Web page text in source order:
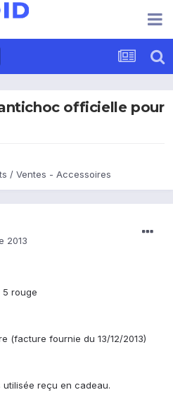
officielle pour
/ Ventes - Accessoires
2013
5 rouge
(facture fournie du 13/12/2013)
utilisée reçu en cadeau.